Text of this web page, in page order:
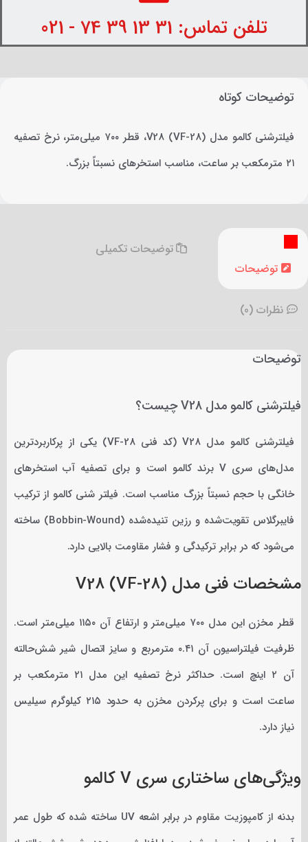
تلفن تماس: 31 13 39 74 - 021
توضیحات کوتاه
فیلترشنی کالمو مدل V28 (VF-28)، قطر ۷۰۰ میلی‌متر، نرخ تصفیه
۲۱ مترمکعب بر ساعت، مناسب استخرهای نسبتاً بزرگ.
توضیحات
توضیحات تکمیلی
نظرات (0)
توضیحات
فیلترشنی کالمو مدل V28 چیست؟
فیلترشنی کالمو مدل V28 (کد فنی VF-28) یکی از پرکاربردترین
مدل‌های سری V برند کالمو است و برای تصفیه آب استخرهای
خانگی با حجم نسبتاً بزرگ مناسب است. فیلتر شنی کالمو از ترکیب
فایبرگلاس تقویت‌شده و رزین تنیده‌شده (Bobbin-Wound) ساخته
می‌شود که در برابر ترکیدگی و فشار مقاومت بالایی دارد.
مشخصات فنی مدل V28 (VF-28)
قطر مخزن این مدل ۷۰۰ میلی‌متر و ارتفاع آن ۱۱۵۰ میلی‌متر است.
ظرفیت فیلتراسیون آن ۰.۴۱ مترمربع و سایز اتصال شیر شش‌حالته
آن ۲ اینچ است. حداکثر نرخ تصفیه این مدل ۲۱ مترمکعب بر
ساعت است و برای پرکردن مخزن به حدود ۲۱۵ کیلوگرم سیلیس
نیاز دارد.
ویژگی‌های ساختاری سری V کالمو
بدنه از کامپوزیت مقاوم در برابر اشعه UV ساخته شده که طول عمر